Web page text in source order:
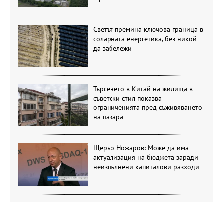
Светът премина ключова граница в
соларната енергетика, без никой
да забележи
Търсенето в Китай на жилища в
съветски стил показва
ограниченията пред съживяването
на пазара
Щерьо Ножаров: Може да има
актуализация на бюджета заради
неизпълнени капиталови разходи